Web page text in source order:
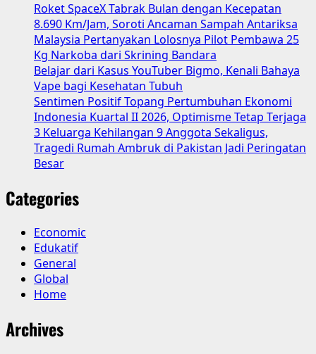
Gen
Z
Roket SpaceX Tabrak Bulan dengan Kecepatan
8.690 Km/Jam, Soroti Ancaman Sampah Antariksa
Malaysia Pertanyakan Lolosnya Pilot Pembawa 25
Kg Narkoba dari Skrining Bandara
Belajar dari Kasus YouTuber Bigmo, Kenali Bahaya
Vape bagi Kesehatan Tubuh
Sentimen Positif Topang Pertumbuhan Ekonomi
Indonesia Kuartal II 2026, Optimisme Tetap Terjaga
3 Keluarga Kehilangan 9 Anggota Sekaligus,
Tragedi Rumah Ambruk di Pakistan Jadi Peringatan
Besar
Categories
Economic
Edukatif
General
Global
Home
Archives